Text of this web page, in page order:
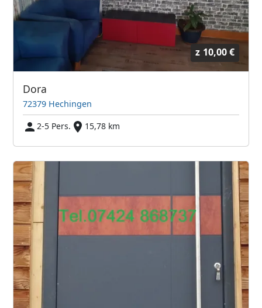
z 10,00 €
Dora
72379 Hechingen
2-5 Pers.
15,78 km